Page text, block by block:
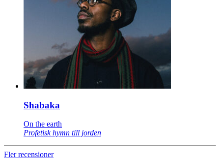
Shabaka
On the earth
Profetisk hymn till jorden
Fler recensioner